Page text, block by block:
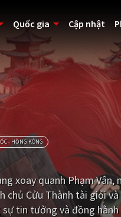
Quốc gia Cập nhật
- HỒNG KÔNG
xoay quanh Phạm
chủ Cửu Thành tài giỏi
tin tưởng và đồng